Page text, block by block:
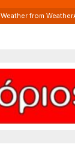
Weather from